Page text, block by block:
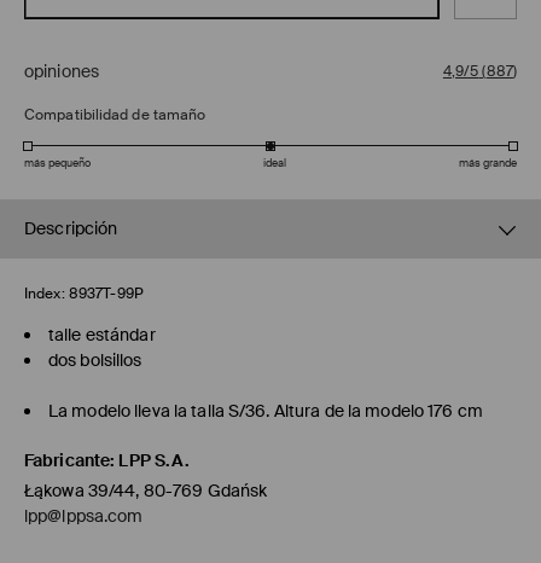
opiniones 4,9/5(887)
Compatibilidad de tamaño
más pequeño ideal más grande
Descripción
Index: 8937T-99P
talle estándar
dos bolsillos
La modelo lleva la talla S/36. Altura de la modelo 176 cm
Fabricante: LPP S.A.
Łąkowa 39/44, 80-769 Gdańsk
lpp@lppsa.com